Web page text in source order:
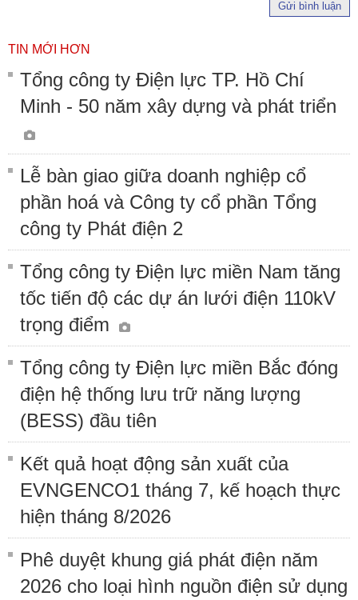
Gửi bình luận
TIN MỚI HƠN
Tổng công ty Điện lực TP. Hồ Chí
Minh - 50 năm xây dựng và phát triển
Lễ bàn giao giữa doanh nghiệp cổ
phần hoá và Công ty cổ phần Tổng
công ty Phát điện 2
Tổng công ty Điện lực miền Nam tăng
tốc tiến độ các dự án lưới điện 110kV
trọng điểm
Tổng công ty Điện lực miền Bắc đóng
điện hệ thống lưu trữ năng lượng
(BESS) đầu tiên
Kết quả hoạt động sản xuất của
EVNGENCO1 tháng 7, kế hoạch thực
hiện tháng 8/2026
Phê duyệt khung giá phát điện năm
2026 cho loại hình nguồn điện sử dụng